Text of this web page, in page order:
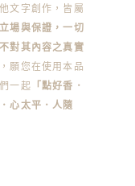
文字創作，皆屬
場與保證，一切
對其內容之真實
願您在使用本品
一起 「點好香．
．心太平．人隨